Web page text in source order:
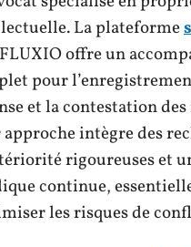
La plateforme
offre un
pour
et la contestation
intègre des
rigoureuses et
continue,
les risques de